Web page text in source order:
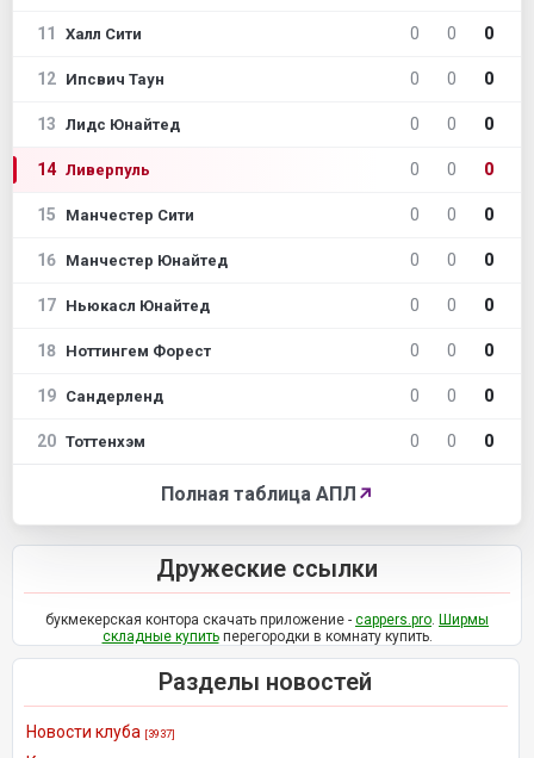
11 Халл Сити 0 0 0
12 Ипсвич Таун 0 0 0
13 Лидс Юнайтед 0 0 0
14 Ливерпуль 0 0 0
15 Манчестер Сити 0 0 0
16 Манчестер Юнайтед 0 0 0
17 Ньюкасл Юнайтед 0 0 0
18 Ноттингем Форест 0 0 0
19 Сандерленд 0 0 0
20 Тоттенхэм 0 0 0
Полная таблица АПЛ ↗
Дружеские ссылки
букмекерская контора скачать приложение - cappers.pro Ширмы
складные купитьперегородки в комнату купить.
Разделы новостей
Новости клуба [3937]